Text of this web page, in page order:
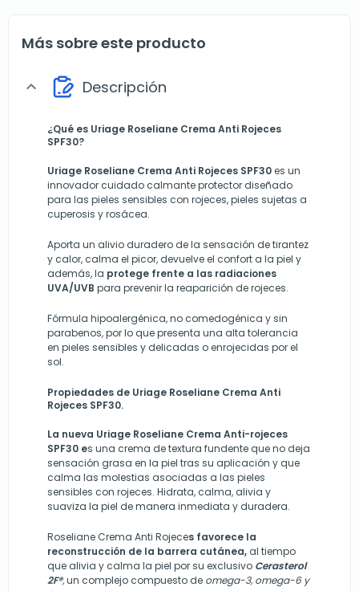
Más sobre este producto
expand_more Descripción
¿Qué es Uriage Roseliane Crema Anti Rojeces
SPF30?
Uriage Roseliane Crema Anti Rojeces SPF30es un
innovador cuidado calmante protector diseñado
para las pieles sensibles con rojeces, pieles sujetas a
cuperosis y rosácea.
Aporta un alivio duradero de la sensación de tirantez
y calor, calma el picor, devuelve el confort a la piel y
además, la protege frente a las radiaciones
UVA/UVB para prevenir la reaparición de rojeces.
Fórmula hipoalergénica, no comedogénica y sin
parabenos, por lo que presenta una alta tolerancia
en pieles sensibles y delicadas o enrojecidas por el
sol.
Propiedades de Uriage Roseliane Crema Anti
Rojeces SPF30.
La nueva Uriage Roseliane Crema Anti-rojeces
SPF30 es una crema de textura fundente que no deja
sensación grasa en la piel tras su aplicación y que
calma las molestias asociadas a las pieles
sensibles con rojeces. Hidrata, calma, alivia y
suaviza la piel de manera inmediata y duradera.
Roseliane Crema Anti Rojeces favorece la
reconstrucción de la barrera cutánea, al tiempo
que alivia y calma la piel por su exclusivo Cerasterol
2F®,un complejo compuesto de omega-3, omega-6 y